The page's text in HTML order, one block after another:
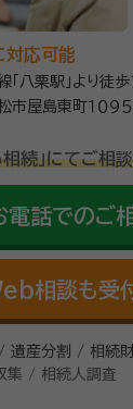
対応可能
「八栗駅」より徒
市屋島東町１０９５
相続」にてご相
電話でのご
相談も受
遺産分割 / 相続
集 / 相続人調査